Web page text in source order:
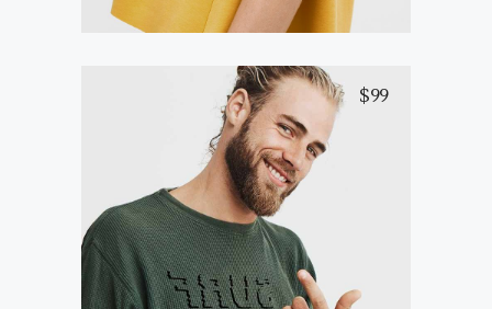
$99
Black T-Shirt
Add to cart